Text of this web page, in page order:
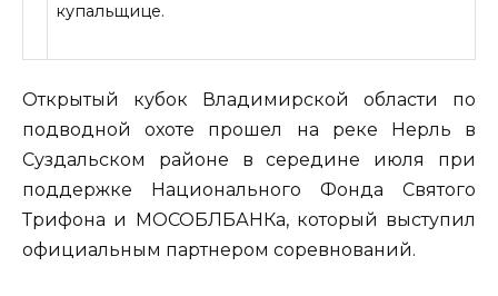
купальщице.
Открытый кубок Владимирской области
по
подводной охоте прошел на реке Нерль в
Суздальском районе в середине июля при
поддержке Национального Фонда Святого
Трифона и МОСОБЛБАНКа, который выступил
официальным партнером соревнований.